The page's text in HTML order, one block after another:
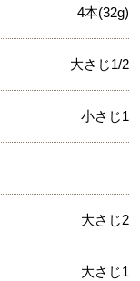
4本(32g)
大さじ1/2
小さじ1
大さじ2
大さじ1